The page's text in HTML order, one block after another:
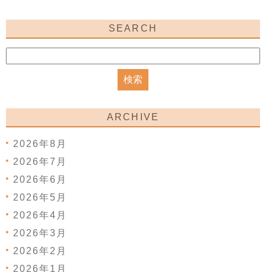
SEARCH
ARCHIVE
2026年8月
2026年7月
2026年6月
2026年5月
2026年4月
2026年3月
2026年2月
2026年1月